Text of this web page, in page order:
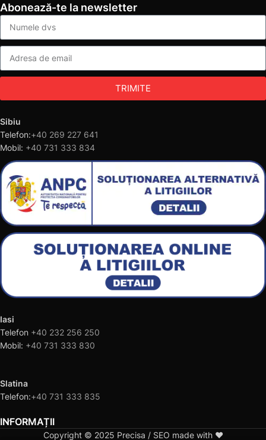
Abonează-te la newsletter
TRIMITE
Sibiu
Telefon:+40 269 227 641
Mobil: +40 731 333 834
Iasi
Telefon +40 232 256 250
Mobil: +40 731 333 830
Slatina
Telefon:+40 731 333 835
INFORMAȚII
Copyright © 2025 Precisa / SEO made with ❤️